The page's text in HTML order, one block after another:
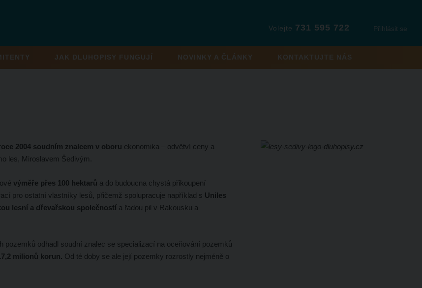
Přihlásit se
Volejte 731 595 722
JAK DLUHOPISY FUNGUJÍ NOVINKY A ČLÁNKY KONTAKTUJTE NÁS
2004 soudním znalcem v oboru ekonomika – odvětví ceny a
les, Miroslavem Šedivým.
výměře přes 100 hektarů a do budoucna chystá přikoupení
pro ostatní vlastníky lesů, přičemž spolupracuje například s Uniles
lesní a dřevařskou společností a řadou pil v Rakousku a
pozemků odhadl soudní znalec se specializací na oceňování pozemků
milionů korun. Od té doby se ale její pozemky rozrostly nejméně o